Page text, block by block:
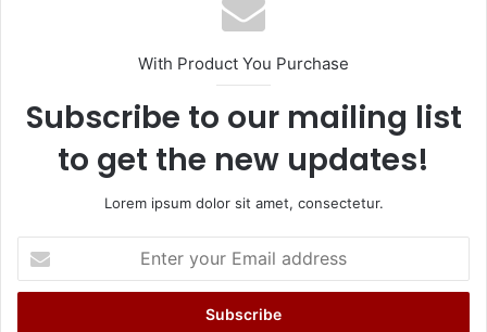
With Product You Purchase
Subscribe to our mailing list
to get the new updates!
Lorem ipsum dolor sit amet, consectetur.
your
Email